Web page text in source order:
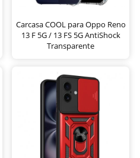
Carcasa COOL para Oppo Reno
13 F 5G / 13 FS 5G AntiShock
Transparente